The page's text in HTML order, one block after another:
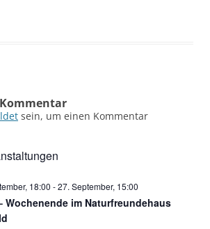
sein, um einen Kommentar
18:00 -27. September, 15:00
Wochenende im Naturfreundehaus